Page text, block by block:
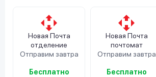
Новая Почта
отделение
Отправим завтра
Бесплатно
Новая Почта
почтомат
Отправим завтра
Бесплатно